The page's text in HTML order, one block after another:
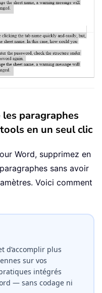
les paragraphes
en un seul clic
Word, supprimez en
sans avoir
Voici comment
d’accomplir plus
sur vos
intégrés
— sans codage ni